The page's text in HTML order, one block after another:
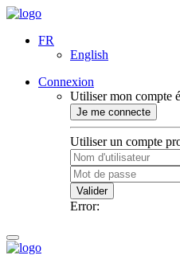
FR
English
Connexion
Utiliser mon compte
Je me connecte
Utiliser un compte
Valider
Error: